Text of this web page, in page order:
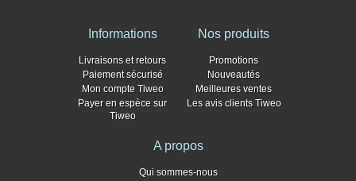
Informations
Livraisons et retours
Paiement sécurisé
Mon compte Tiweo
Payer en espèce sur
Tiweo
Nos produits
Promotions
Nouveautés
Meilleures ventes
Les avis clients Tiweo
A propos
Qui sommes-nous